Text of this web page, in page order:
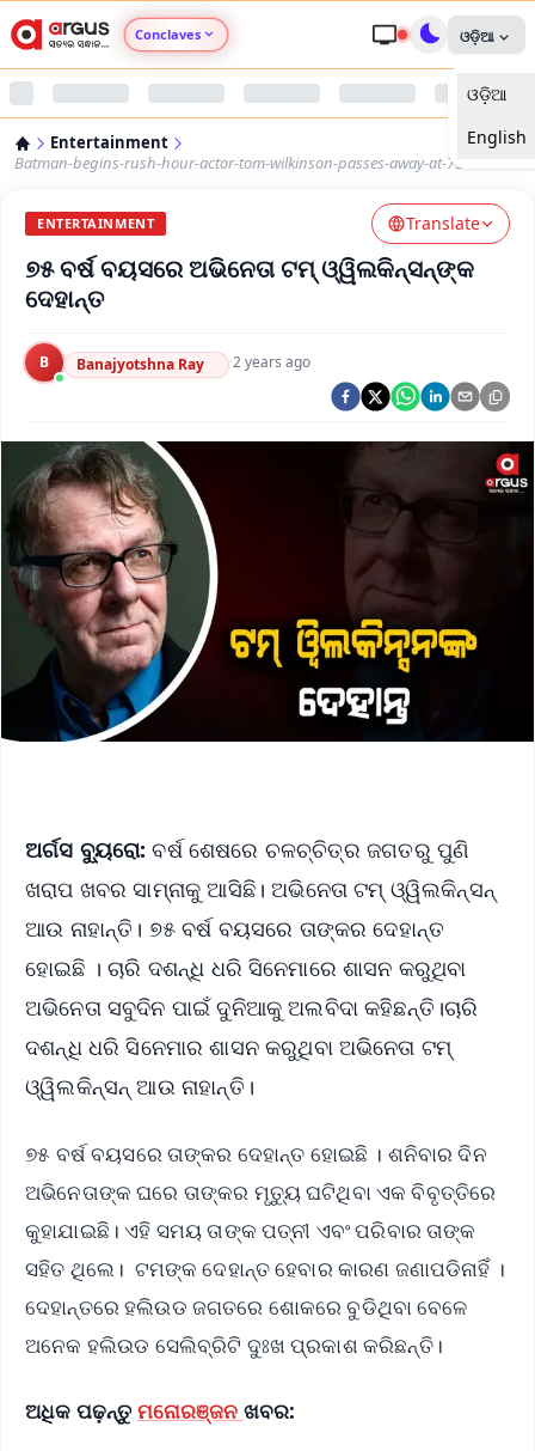
Conclaves
Argus Nari Shakti
Argus Health Connect
Argus Swaad Odisha
Argus Chalo Dekhein Apna Desh
ଓଡ଼ିଆ
ଓଡ଼ିଆ
English
Entertainment
Batman-begins-rush-hour-actor-tom-wilkinson-passes-away-at-75
ENTERTAINMENT Translate
୭୫ ବର୍ଷ ବୟସରେ ଅଭିନେତା ଟମ୍‌ ଓ୍ୱିଲକିନ୍ସନ୍‌ଙ୍କ
ଦେହାନ୍ତ
B Banajyotshna Ray ·2 years ago
ଅର୍ଗସ ବ୍ୟୁରୋ: ବର୍ଷ ଶେଷରେ ଚଳଚ୍ଚିତ୍ର ଜଗତରୁ ପୁଣି
ଖରାପ ଖବର ସାମ୍ନାକୁ ଆସିଛି। ଅଭିନେତା ଟମ୍‌ ଓ୍ୱିଲକିନ୍ସନ୍‌
ଆଉ ନାହାନ୍ତି। ୭୫ ବର୍ଷ ବୟସରେ ତାଙ୍କର ଦେହାନ୍ତ
ହୋଇଛି । ଚାରି ଦଶନ୍ଧି ଧରି ସିନେମାରେ ଶାସନ କରୁଥିବା
ଅଭିନେତା ସବୁଦିନ ପାଇଁ ଦୁନିଆକୁ ଅଲବିଦା କହିଛନ୍ତି।ଚାରି
ଦଶନ୍ଧି ଧରି ସିନେମାର ଶାସନ କରୁଥିବା ଅଭିନେତା ଟମ୍‌
ଓ୍ୱିଲକିନ୍ସନ୍‌ ଆଉ ନାହାନ୍ତି।
୭୫ ବର୍ଷ ବୟସରେ ତାଙ୍କର ଦେହାନ୍ତ ହୋଇଛି । ଶନିବାର ଦିନ
ଅଭିନେତାଙ୍କ ଘରେ ତାଙ୍କର ମୃତ୍ୟୁ ଘଟିଥିବା ଏକ ବିବୃତ୍ତିରେ
କୁହାଯାଇଛି। ଏହି ସମୟ ତାଙ୍କ ପତ୍ନୀ ଏବଂ ପରିବାର ତାଙ୍କ
ସହିତ ଥିଲେ। ଟମଙ୍କ ଦେହାନ୍ତ ହେବାର କାରଣ ଜଣାପଡିନାହିଁ ।
ଦେହାନ୍ତରେ ହଲିଉଡ ଜଗତରେ ଶୋକରେ ବୁଡିଥିବା ବେଳେ
ଅନେକ ହଲିଉଡ ସେଲିବ୍ରିଟି ଦୁଃଖ ପ୍ରକାଶ କରିଛନ୍ତି।
ଅଧିକ ପଢ଼ନ୍ତୁ ମନୋରଞ୍ଜନ ଖବର: